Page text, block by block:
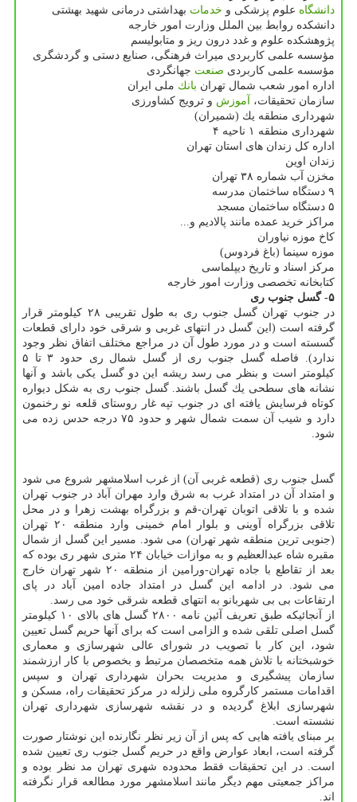
دانشگاه علوم پزشكی و خدمات بهداشتی درمانی شهید بهشتی
دانشكده روابط بین الملل وزارت امور خارجه
پژوهشكده علوم و غدد درون ریز و متابولیسم
مؤسسه علمی كاربردی میراث فرهنگی، صنایع دستی و گردشگری
مؤسسه علمی كاربردی صنعت جهانگردی
اداره امور شعب شمال تهران بانك ملی ایران
سازمان تحقیقات،
آموزش و ترویج كشاورزی
شهرداری منطقه یك (شمیران)
شهرداری منطقه ۱ ناحیه ۴
اداره كل زندان های استان تهران
زندان اوین
مخزن آب شماره ۳۸ تهران
۹ دستگاه ساختمان مدرسه
۵ دستگاه ساختمان مسجد
مراكز خرید عمده مانند پالادیم و...
كاخ موزه نیاوران
موزه سینما (باغ فردوس)
مركز اسناد و تاریخ دیپلماسی
كتابخانه تخصصی وزارت امور خارجه
۵- گسل جنوب ری
در جنوب تهران گسل جنوب ری به طول تقریبی ۲۸ كیلومتر قرار
گرفته است (این گسل در انتهای غربی و شرقی خود دارای قطعات
گسسته است و در مورد طول آن در مراجع مختلف اتفاق نظر وجود
ندارد). فاصله گسل جنوب ری از گسل شمال ری حدود ۳ تا ۵
كیلومتر است و بنظر می رسد ریشه این دو گسل یكی باشد و آنها
نشانه های سطحی یك گسل باشند. گسل جنوب ری به شكل دیواره
كوتاه فرسایش یافته ای در جنوب تپه غار روستای قلعه نو رخنمون
دارد و شیب آن سمت شمال شهر و حدود ۷۵ درجه حدس زده می
شود.
گسل جنوب ری (قطعه غربی آن) از غرب اسلامشهر شروع می شود
و امتداد آن در امتداد غرب به شرق وارد مهران آباد در جنوب تهران
شده و با تلاقی اتوبان تهران-قم و بزرگراه بهشت زهرا و در محل
تلاقی بزرگراه آوینی و بلوار امام خمینی وارد منطقه ۲۰ تهران
(جنوبی ترین منطقه شهر تهران) می شود. مسیر این گسل از شمال
مقبره شاه عبدالعظیم و به موازات خیابان ۲۴ متری شهر ری بوده كه
بعد از تقاطع با جاده تهران-ورامین از منطقه ۲۰ شهر تهران خارج
می شود. در ادامه این گسل در امتداد جاده امین آباد در پای
ارتفاعات بی بی شهربانو به انتهای قطعه شرقی خود می رسد.
از آنجائیكه طبق تعریف آئین نامه ۲۸۰۰ گسل های بالای ۱۰ كیلومتر
گسل اصلی تلقی شده و الزامی است كه برای آنها حریم گسل تعیین
شود، این كار با تصویب در شورای عالی شهرسازی و معماری
خوشبختانه با تلاش همه متخصصان مرتبط و بخصوص با كار ارزشمند
سازمان پیشگیری و مدیریت بحران شهرداری تهران و سپس
اقدامات مستمر كارگروه ملی زلزله در مركز تحقیقات راه، مسكن و
شهرسازی ابلاغ گردیده و در نقشه شهرسازی شهرداری تهران
نشسته است.
بر مبنای یافته هایی كه پس از آن زیر نظر نگارنده این نوشتار صورت
گرفته است، ابعاد عوارض واقع در حریم گسل جنوب ری تعیین شده
است. در این تحقیقات فقط محدوده شهری تهران مد نظر بوده و
مراكز جمعیتی مهم دیگر مانند اسلامشهر مورد مطالعه قرار نگرفته
اند.